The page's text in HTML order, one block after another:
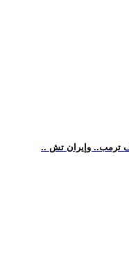
ترمب.. وإيران تش